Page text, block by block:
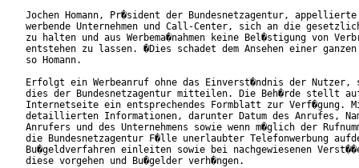
Jochen Homann, Pr�sident der Bundesnetzagentur,
werbende Unternehmen und Call-Center, sich an die
zu halten und aus Werbema�nahmen keine Bel�stigung von
entstehen zu lassen. �Dies schadet dem Ansehen einer
so Homann.
Erfolgt ein Werbeanruf ohne das Einverst�ndnis der
dies der Bundesnetzagentur mitteilen. Die Beh�rde stellt
Internetseite ein entsprechendes Formblatt zur Verf�gung.
detaillierten Informationen, darunter Datum des Anrufes,
Anrufers und des Unternehmens sowie wenn m�glich der
die Bundesnetzagentur F�lle unerlaubter Telefonwerbung
Bu�geldverfahren einleiten sowie bei nachgewiesenen
diese vorgehen und Bu�gelder verh�ngen.